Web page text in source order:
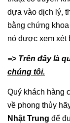
dựa vào dịch lý,
bằng chứng
nó được xem xét
=> Trên đây là
chúng tôi.
Quý khách hàng
về phong thủy
Nhật Trung để